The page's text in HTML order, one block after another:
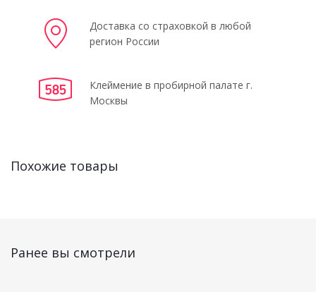
Доставка со страховкой в любой
регион России
Клеймение в пробирной палате г.
Москвы
Похожие товары
Ранее вы смотрели